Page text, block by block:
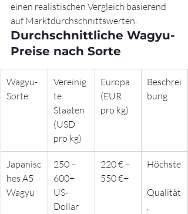
einen realistischen Vergleich basierend
auf Marktdurchschnittswerten.
Durchschnittliche Wagyu-
Preise nach Sorte
Wagyu-
Sorte
Vereinig
te
Staaten
(USD
pro kg)
Europa
(EUR
pro kg)
Beschrei
bung
Japanisc
hes A5
Wagyu
250 –
600+
US-
Dollar
220 € –
550 €+
Höchste
Qualität
,